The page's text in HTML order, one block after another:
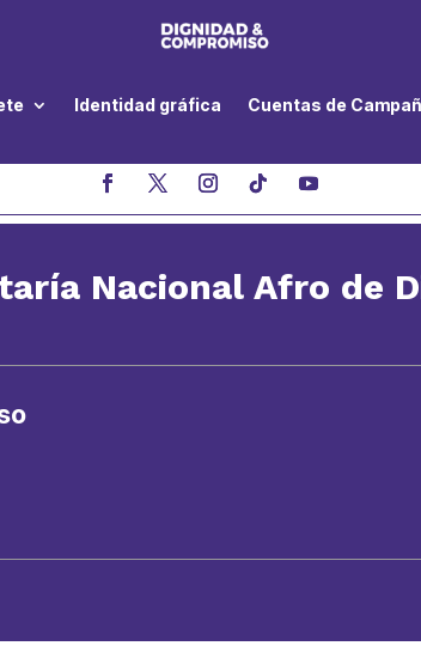
Identidad gráfica Cuentas de
Nacional Afro de